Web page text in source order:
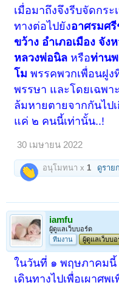
เมื่อมาถึงจึงรีบจัดกระ
ทางต่อไปยังอาศรมศ
ขว้าง อำเภอเมือง จัง
หลวงพ่อนิล หรือท่าน
โม พรรคพวกเพื่อนฝู
พรรษา และโดยเฉพ
ล้มหายตายจากกันไป
แค่ ๒ คนนี้เท่านั้น..!
30 เมษายน 2022
อนุโมทนา x1 ดูราย
iamfu
ผู้ดูแลเว็บบอร์ด
ทีมงาน
ผู้ดูแลเว็บบอ
ในวันที่ ๑ พฤษภาคมนี้
เดินทางไปเพื่อเผาศ